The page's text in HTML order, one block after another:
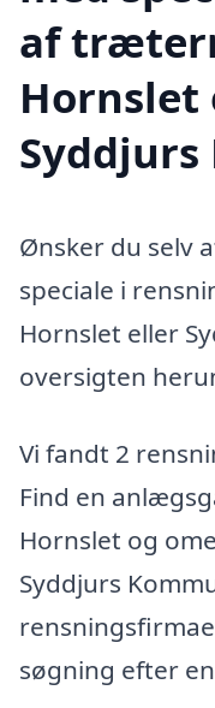
af
Hornslet
Syddjurs
Ønsker du selv
speciale i
Hornslet eller
oversigten
Vi fandt 2
Find en
Hornslet og
Syddjurs
søgning efter